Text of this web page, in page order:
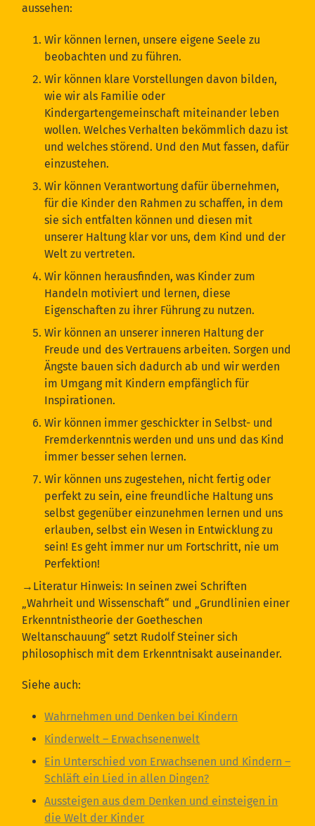
aussehen:
Wir können lernen, unsere eigene Seele zu
beobachten und zu führen.
Wir können klare Vorstellungen davon bilden,
wie wir als Familie oder
Kindergartengemeinschaft miteinander leben
wollen. Welches Verhalten bekömmlich dazu ist
und welches störend. Und den Mut fassen, dafür
einzustehen.
Wir können Verantwortung dafür übernehmen,
für die Kinder den Rahmen zu schaffen, in dem
sie sich entfalten können und diesen mit
unserer Haltung klar vor uns, dem Kind und der
Welt zu vertreten.
Wir können herausfinden, was Kinder zum
Handeln motiviert und lernen, diese
Eigenschaften zu ihrer Führung zu nutzen.
Wir können an unserer inneren Haltung der
Freude und des Vertrauens arbeiten. Sorgen und
Ängste bauen sich dadurch ab und wir werden
im Umgang mit Kindern empfänglich für
Inspirationen.
Wir können immer geschickter in Selbst- und
Fremderkenntnis werden und uns und das Kind
immer besser sehen lernen.
Wir können uns zugestehen, nicht fertig oder
perfekt zu sein, eine freundliche Haltung uns
selbst gegenüber einzunehmen lernen und uns
erlauben, selbst ein Wesen in Entwicklung zu
sein! Es geht immer nur um Fortschritt, nie um
Perfektion!
→Literatur Hinweis: In seinen zwei Schriften
„Wahrheit und Wissenschaft“ und „Grundlinien einer
Erkenntnistheorie der Goetheschen
Weltanschauung“ setzt Rudolf Steiner sich
philosophisch mit dem Erkenntnisakt auseinander.
Siehe auch:
Wahrnehmen und Denken bei Kindern
Kinderwelt – Erwachsenenwelt
Ein Unterschied von Erwachsenen und Kindern –
Schläft ein Lied in allen Dingen?
Aussteigen aus dem Denken und einsteigen in
die Welt der Kinder